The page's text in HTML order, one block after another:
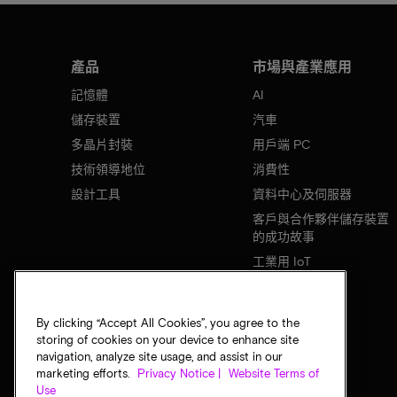
產品
記憶體
儲存裝置
多晶片封裝
技術領導地位
設計工具
市場與產業應用
AI
汽車
用戶端 PC
消費性
資料中心及伺服器
客戶與合作夥伴儲存裝置
的成功故事
工業用 IoT
By clicking “Accept All Cookies”, you agree to the
storing of cookies on your device to enhance site
navigation, analyze site usage, and assist in our
marketing efforts.
Privacy Notice |
Website Terms of
Use